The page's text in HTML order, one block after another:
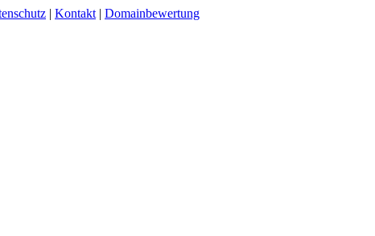
| Kontakt | Domainbewertung